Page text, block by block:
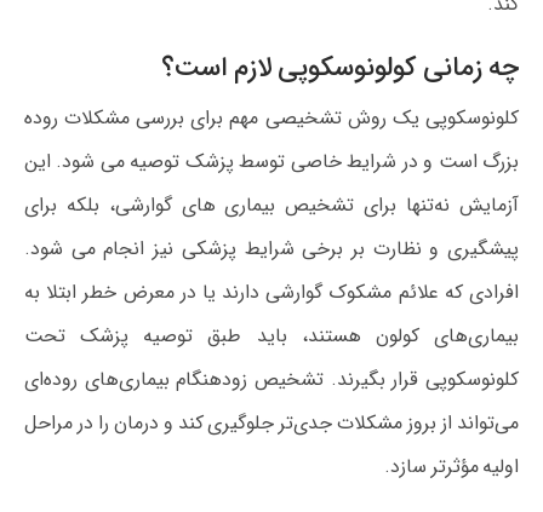
چه زمانی کولونوسکوپی لازم است؟
کلونوسکوپی یک روش تشخیصی مهم برای بررسی مشکلات روده
بزرگ است و در شرایط خاصی توسط پزشک توصیه می‌ شود. این
آزمایش نه‌تنها برای تشخیص بیماری‌ های گوارشی، بلکه برای
پیشگیری و نظارت بر برخی شرایط پزشکی نیز انجام می‌ شود.
افرادی که علائم مشکوک گوارشی دارند یا در معرض خطر ابتلا به
بیماری‌های کولون هستند، باید طبق توصیه پزشک تحت
کلونوسکوپی قرار بگیرند. تشخیص زودهنگام بیماری‌های روده‌ای
می‌تواند از بروز مشکلات جدی‌تر جلوگیری کند و درمان را در مراحل
اولیه مؤثرتر سازد.